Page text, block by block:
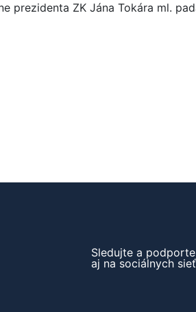
prezidenta ZK Jána Tokára ml.
Sledujte a
aj na sociálnych